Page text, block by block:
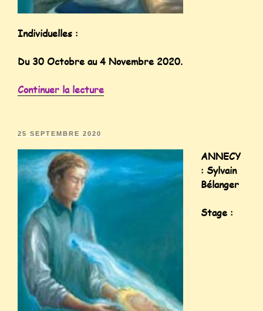
Individuelles :
Du 30 Octobre au 4 Novembre 2020.
Continuer la lecture
25 SEPTEMBRE 2020
ANNECY
: Sylvain
Bélanger
Stage :